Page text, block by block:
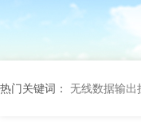
热门关键词： 无线数据输出